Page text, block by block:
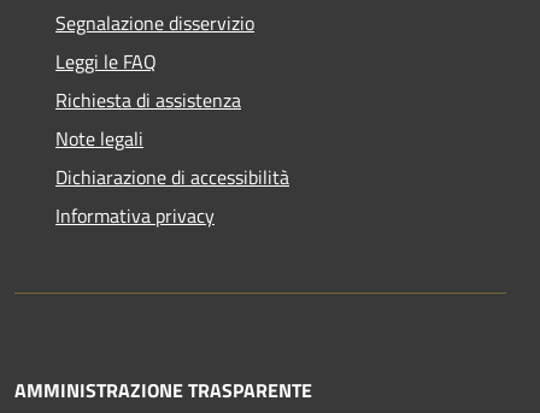
Segnalazione disservizio
Leggi le FAQ
Richiesta di assistenza
Note legali
Dichiarazione di accessibilità
Informativa privacy
AMMINISTRAZIONE TRASPARENTE